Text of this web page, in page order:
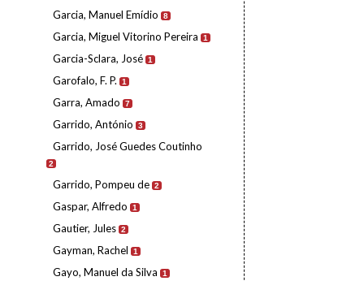
Garcia, Manuel Emídio 8
Garcia, Miguel Vitorino Pereira 1
Garcia-Sclara, José 1
Garofalo, F. P. 1
Garra, Amado 7
Garrido, António 3
Garrido, José Guedes Coutinho
2
Garrido, Pompeu de 2
Gaspar, Alfredo 1
Gautier, Jules 2
Gayman, Rachel 1
Gayo, Manuel da Silva 1